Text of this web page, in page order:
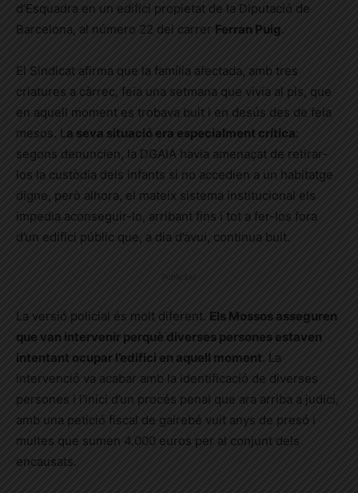
d’Esquadra en un edifici propietat de la Diputació de
Barcelona, al número 22 del carrer
Ferran Puig.
El Sindicat afirma que la família afectada, amb tres
criatures a càrrec, feia una setmana que vivia al pis, que
en aquell moment es trobava buit i en desús des de feia
mesos. La seva situació era especialment crítica:
segons denuncien, la DGAIA havia amenaçat de retirar-
los la custòdia dels infants si no accedien a un habitatge
digne, però alhora, el mateix sistema institucional els
impedia aconseguir-lo, arribant fins i tot a fer-los fora
d’un edifici públic que, a dia d’avui, continua buit.
La versió policial és molt diferent. Els Mossos asseguren
que van intervenir perquè diverses persones estaven
intentant ocupar l’edifici en aquell moment. La
intervenció va acabar amb la identificació de diverses
persones i l’inici d’un procés penal que ara arriba a judici,
amb una petició fiscal de gairebé vuit anys de presó i
multes que sumen 4.000 euros per al conjunt dels
encausats.